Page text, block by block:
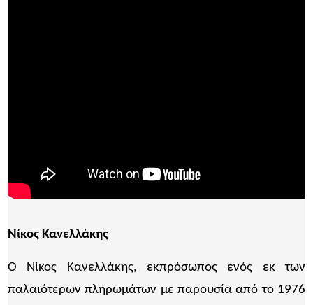
Νίκος Κανελλάκης
Ο Νίκος Κανελλάκης, εκπρόσωπος ενός εκ των
παλαιότερων πληρωμάτων με παρουσία από το 1976